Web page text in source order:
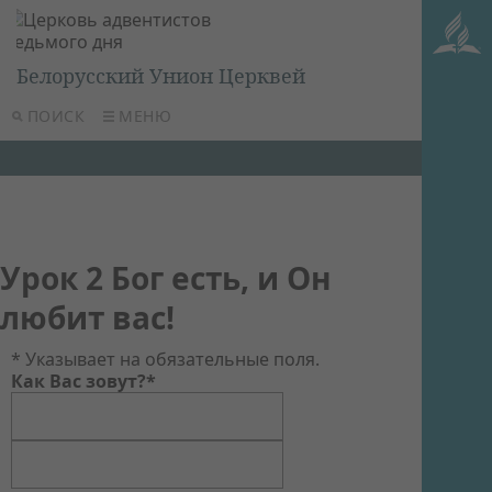
ПОИСК МЕНЮ
Белорусский Унион Церквей
Урок 2 Бог есть, и Он
любит вас!
* Указывает на обязательные поля.
Как Вас зовут?*